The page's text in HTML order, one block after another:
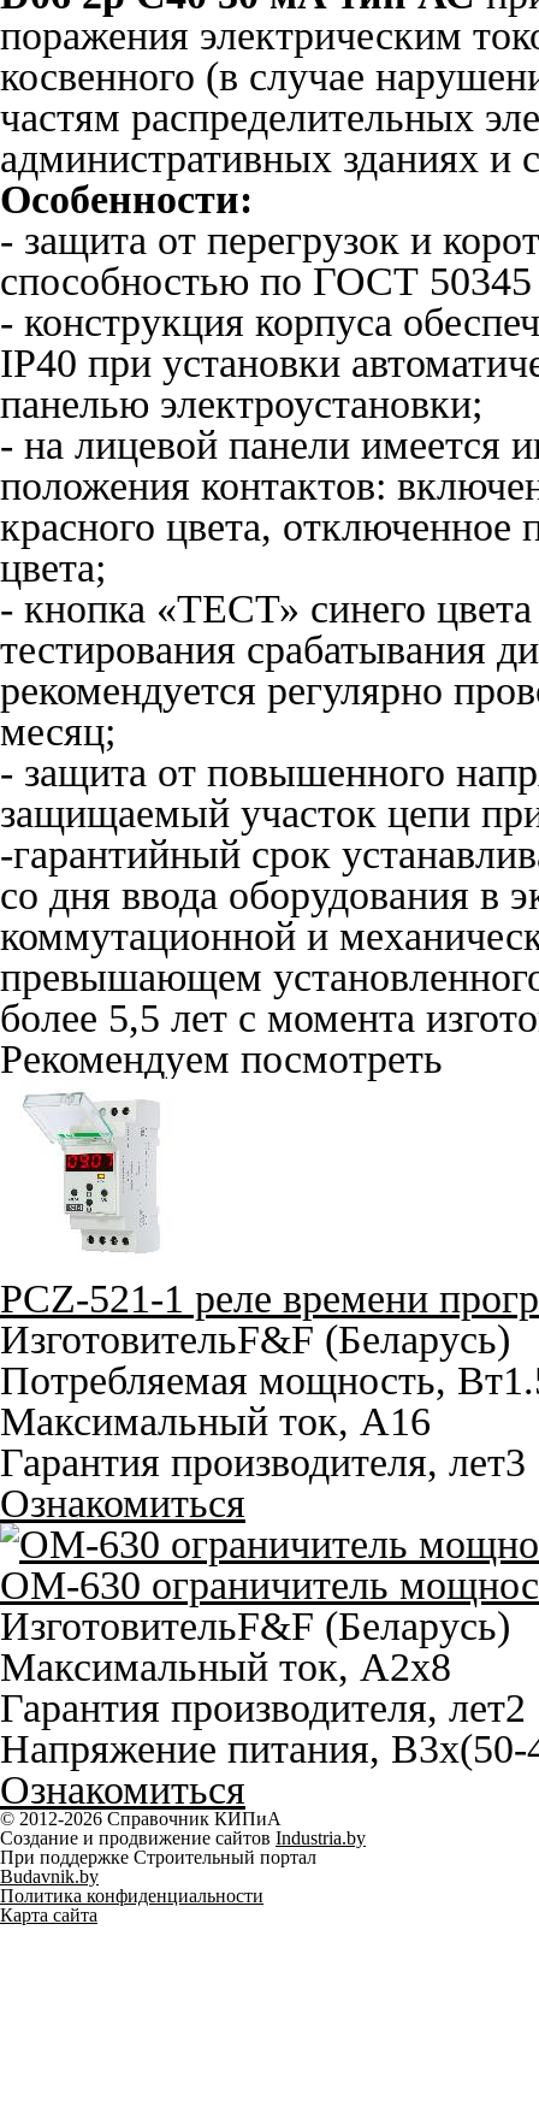
поражения электрическим
косвенного (в случае
частям распределительных
административных зданиях и
Особенности:
- защита от перегрузок и
способностью по ГОСТ
- конструкция корпуса
IP40 при установки
панелью электроустановки;
- на лицевой панели имеется
положения контактов:
красного цвета, отключенное
цвета;
- кнопка «ТЕСТ» синего
тестирования срабатывания
рекомендуется регулярно
месяц;
- защита от повышенного
защищаемый участок цепи
-гарантийный срок
со дня ввода оборудования в
коммутационной и
превышающем
более 5,5 лет с момента
Рекомендуем посмотреть
PCZ-521-1 реле времени
ИзготовительF&F (Беларусь)
Потребляемая мощность, Вт
Максимальный ток, A16
Гарантия производителя, лет3
Ознакомиться
OM-630 ограничитель
ИзготовительF&F (Беларусь)
Максимальный ток, A2х8
Гарантия производителя, лет2
Напряжение питания, В3х(50-
Ознакомиться
© 2012-2026 Справочник КИПиА
Создание и продвижение сайтов Industria.by
При поддержке Строительный портал
Budavnik.by
Политика конфиденциальности
Карта сайта